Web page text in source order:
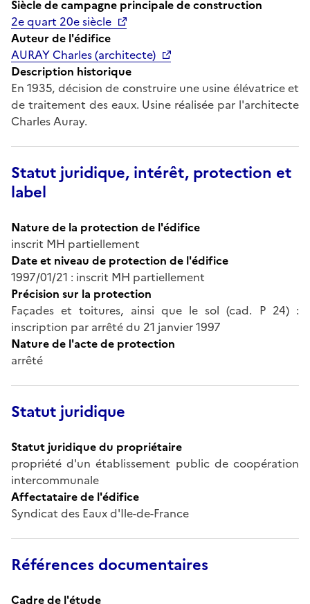
Siècle de campagne principale de construction
2e quart 20e siècle
Auteur de l'édifice
AURAY Charles (architecte)
Description historique
En 1935, décision de construire une usine élévatrice et
de traitement des eaux. Usine réalisée par l'architecte
Charles Auray.
Statut juridique, intérêt, protection et
label
Nature de la protection de l'édifice
inscrit MH partiellement
Date et niveau de protection de l'édifice
1997/01/21 : inscrit MH partiellement
Précision sur la protection
Façades et toitures, ainsi que le sol (cad. P 24) :
inscription par arrêté du 21 janvier 1997
Nature de l'acte de protection
arrêté
Statut juridique
Statut juridique du propriétaire
propriété d'un établissement public de coopération
intercommunale
Affectataire de l'édifice
Syndicat des Eaux d'Ile-de-France
Références documentaires
Cadre de l'étude